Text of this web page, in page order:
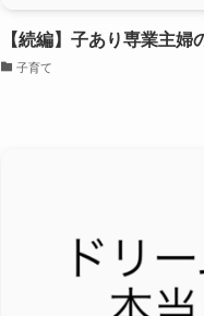
【続編】子あり専業主
子育て